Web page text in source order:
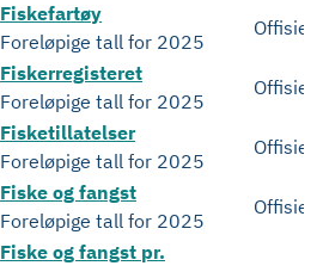
Fiskefartøy
Foreløpige tall for 2025
Offisiell
Fiskerregisteret
Foreløpige tall for 2025
Offisiell
Fisketillatelser
Foreløpige tall for 2025
Offisiell
Fiske og fangst
Foreløpige tall for 2025
Offisiell
Fiske og fangst pr.